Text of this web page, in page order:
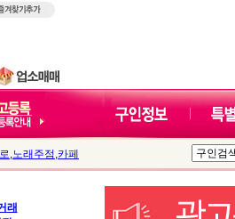
,노래주점 ,카페
래